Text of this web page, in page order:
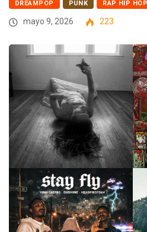
DREAMPOP PUNK RAP HIP HOP
mayo 9, 2026
223